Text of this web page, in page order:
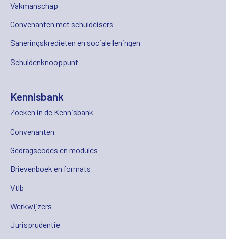
Vakmanschap
Convenanten met schuldeisers
Saneringskredieten en sociale leningen
Schuldenknooppunt
Kennisbank
Zoeken in de Kennisbank
Convenanten
Gedragscodes en modules
Brievenboek en formats
Vtlb
Werkwijzers
Jurisprudentie